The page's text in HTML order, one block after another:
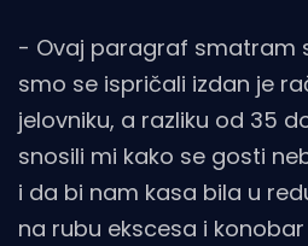
- Ovaj paragraf smatram
smo se ispričali izdan je
jelovniku, a razliku od 35
snosili mi kako se gosti
i da bi nam kasa bila u
na rubu ekscesa i